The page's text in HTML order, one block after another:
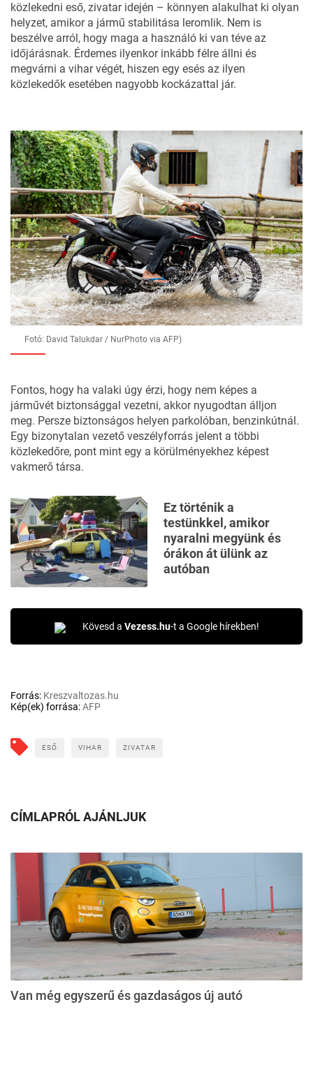
közlekedni eső, zivatar idején – könnyen alakulhat ki olyan
helyzet, amikor a jármű stabilitása leromlik. Nem is
beszélve arról, hogy maga a használó ki van téve az
időjárásnak. Érdemes ilyenkor inkább félre állni és
megvárni a vihar végét, hiszen egy esés az ilyen
közlekedők esetében nagyobb kockázattal jár.
Fotó: David Talukdar / NurPhoto via AFP)
Fontos, hogy ha valaki úgy érzi, hogy nem képes a
járművét biztonsággal vezetni, akkor nyugodtan álljon
meg. Persze biztonságos helyen parkolóban, benzinkútnál.
Egy bizonytalan vezető veszélyforrás jelent a többi
közlekedőre, pont mint egy a körülményekhez képest
vakmerő társa.
Ez történik a
testünkkel, amikor
nyaralni megyünk és
órákon át ülünk az
autóban
Kövesd a Vezess.hu-t a Google hírekben!
Forrás: Kreszvaltozas.hu
Kép(ek) forrása:AFP
ESŐ VIHAR ZIVATAR
CÍMLAPRÓL AJÁNLJUK
Van még egyszerű és gazdaságos új autó